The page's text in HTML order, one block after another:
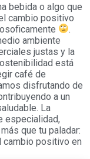
bebida o algo que
cambio positivo
.
ambiente
justas y la
está
café de
disfrutando de
a un
La
especialidad,
que tu paladar:
positivo en